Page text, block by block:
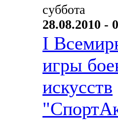
суббота
28.08.2010 -
I
игры
искусств